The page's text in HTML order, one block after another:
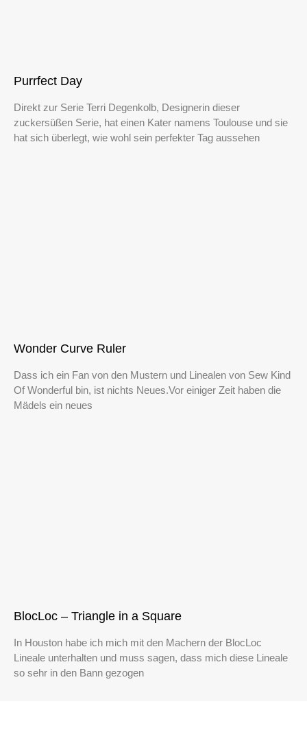
Purrfect Day
Direkt zur Serie Terri Degenkolb, Designerin dieser
zuckersüßen Serie, hat einen Kater namens Toulouse und sie
hat sich überlegt, wie wohl sein perfekter Tag aussehen
Wonder Curve Ruler
Dass ich ein Fan von den Mustern und Linealen von Sew Kind
Of Wonderful bin, ist nichts Neues.Vor einiger Zeit haben die
Mädels ein neues
BlocLoc – Triangle in a Square
In Houston habe ich mich mit den Machern der BlocLoc
Lineale unterhalten und muss sagen, dass mich diese Lineale
so sehr in den Bann gezogen